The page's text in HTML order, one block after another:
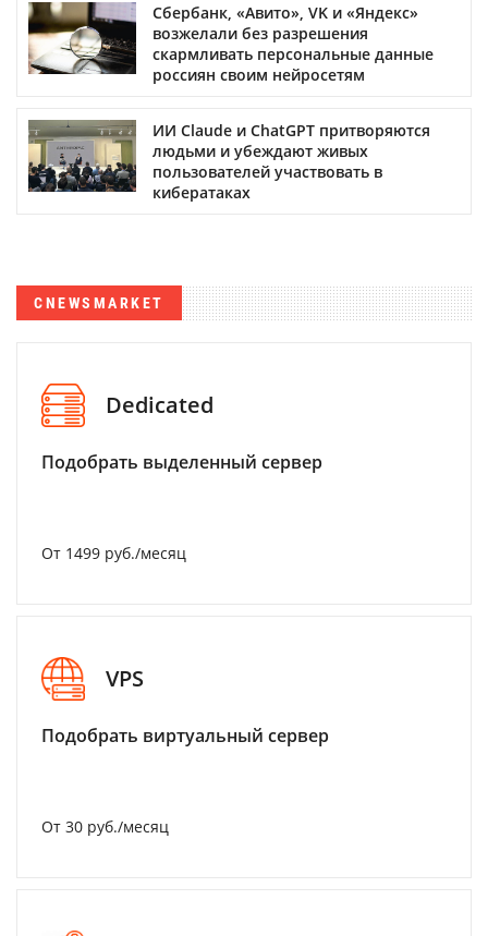
Сбербанк, «Авито», VK и «Яндекс»
возжелали без разрешения
скармливать персональные данные
россиян своим нейросетям
ИИ Claude и ChatGPT притворяются
людьми и убеждают живых
пользователей участвовать в
кибератаках
CNEWSMARKET
Dedicated
Подобрать выделенный сервер
От 1499 руб./месяц
VPS
Подобрать виртуальный сервер
От 30 руб./месяц